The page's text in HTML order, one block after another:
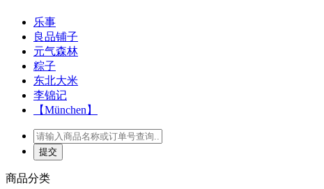
乐事
良品铺子
元气森林
粽子
东北大米
李锦记
【München】
商品分类